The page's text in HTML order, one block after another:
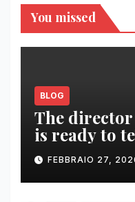
You missed
BLOG
The
is ready to
FEBBRAIO 27,